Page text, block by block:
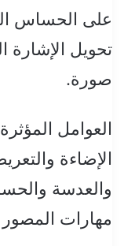
على الحساس
تحويل الإشارة
صورة.
العوامل
الإضاءة
والعدسة
مهارات المصور